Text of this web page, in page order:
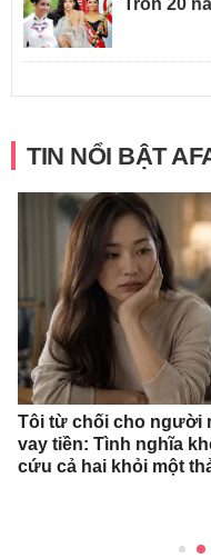
TIN NỔI BẬT
Tôi từ chối cho người
vay tiền: Tình nghĩa
cứu cả hai khỏi một